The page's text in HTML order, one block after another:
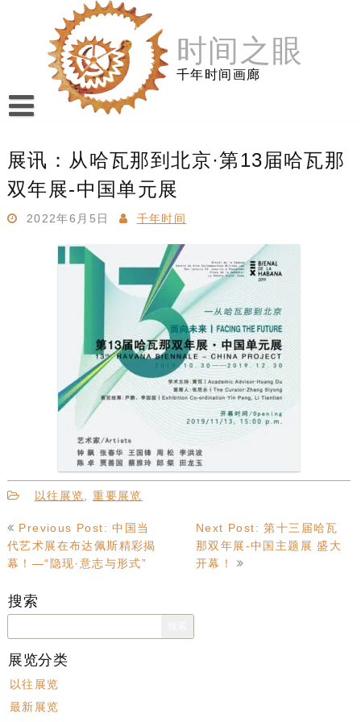
时间之眼
千年时间画廊
展讯：从哈瓦那到北京·第13届哈瓦那
双年展-中国单元展
2022年6月5日 千年时间
以往展览,重要展览
文
章
导
航
Previous Post: 中国当
代艺术展在布达佩斯精彩揭
幕！—“隐现·意志与形式”
Next Post: 第十三届哈瓦
那双年展-中国主题展 盛大
开幕！
搜索
索：
展览分类
以往展览
最新展览